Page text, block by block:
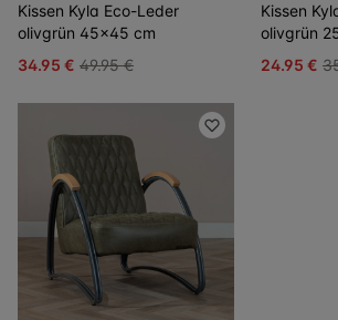
Kissen Kyla Eco-Leder
olivgrün 45x45 cm
34.95 € 49.95 €
Kissen
olivgrün
24.95 €